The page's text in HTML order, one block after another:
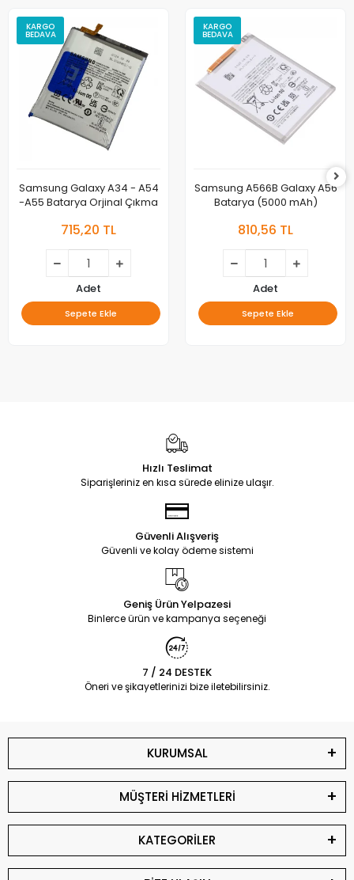
KARGO
BEDAVA
Samsung Galaxy A34 - A54
-A55 Batarya Orjinal Çıkma
715,20 TL
Adet
Sepete Ekle
KARGO
BEDAVA
Samsung A566B Galaxy A56
Batarya (5000 mAh)
810,56 TL
Adet
Sepete Ekle
Hızlı Teslimat
Siparişleriniz en kısa sürede elinize ulaşır.
Güvenli Alışveriş
Güvenli ve kolay ödeme sistemi
Geniş Ürün Yelpazesi
Binlerce ürün ve kampanya seçeneği
7 / 24 DESTEK
Öneri ve şikayetlerinizi bize iletebilirsiniz.
KURUMSAL
MÜŞTERİ HİZMETLERİ
KATEGORİLER